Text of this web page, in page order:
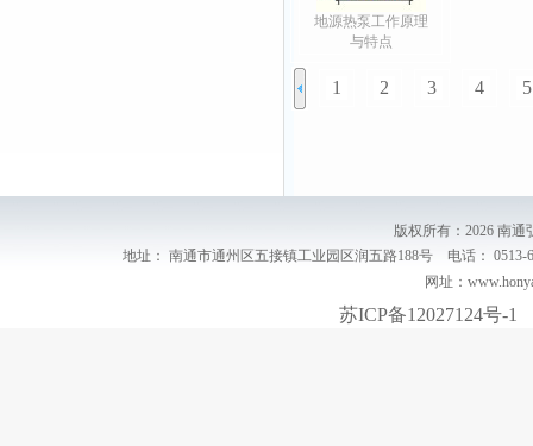
地源热泵工作原理
与特点
1 2 3 4 5
版权所有：2026
地址： 南通市通州区五接镇工业园区润五路188号 电话： 0513-
网址：
苏ICP备12027124号-1